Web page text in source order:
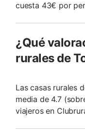
cuesta 43€ por
¿Qué
rurales de
Las casas rurales
media de 4.7
viajeros en